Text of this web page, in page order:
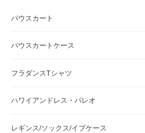
パウスカート
パウスカートケース
フラダンスTシャツ
ハワイアンドレス・パレオ
レギンス/ソックス/イプケース